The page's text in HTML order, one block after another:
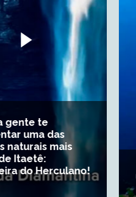
Itaetê na rota turística!📍
💙